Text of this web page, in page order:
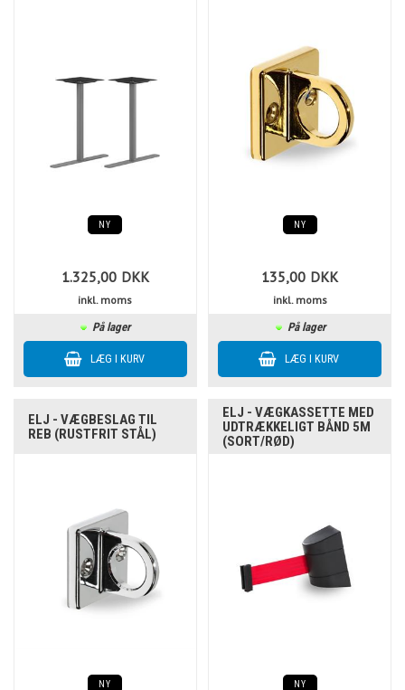
NY
1.325,00 DKK
inkl. moms
På lager
NY
135,00 DKK
inkl. moms
På lager
ELJ - VÆGBESLAG TIL
REB (RUSTFRIT STÅL)
NY
ELJ - VÆGKASSETTE MED
UDTRÆKKELIGT BÅND 5M
(SORT/RØD)
NY